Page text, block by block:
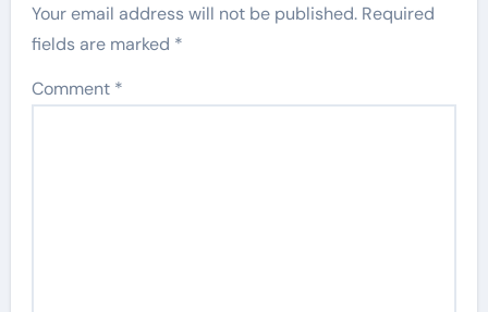
Your email address will not be published. Required
fields are marked *
Comment *